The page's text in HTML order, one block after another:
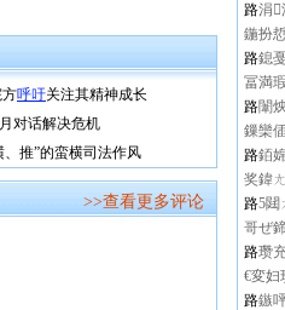
方呼吁关注其精神成长
对话解决危机
、推”的蛮横司法作风
>>查看更多评论
路涓
鍦扮
路鎴
冨満
路闈
鏁欒
路銆
奖鍏
路5閮
哥ぜ
路瓒
€変
路鏃